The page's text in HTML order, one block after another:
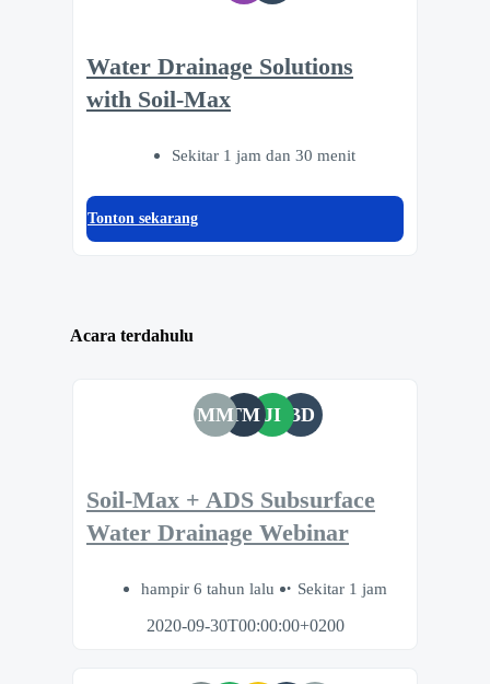
Water Drainage Solutions
with Soil-Max
Sekitar 1 jam dan 30 menit
Tonton sekarang
Acara terdahulu
MMTM JI BD
Soil-Max + ADS Subsurface
Water Drainage Webinar
hampir 6 tahun lalu
Sekitar 1 jam
2020-09-30T00:00:00+0200